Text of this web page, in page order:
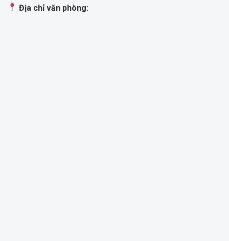
Địa chỉ văn phòng: